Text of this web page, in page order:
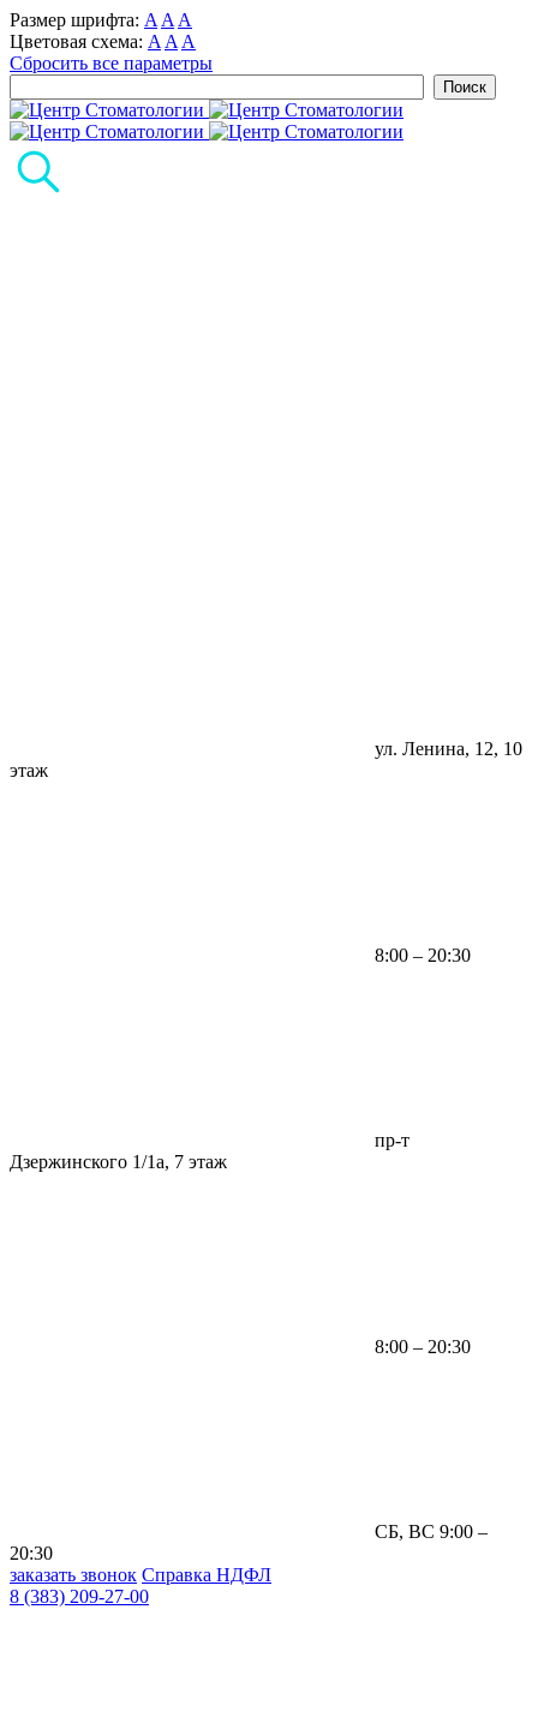
Размер шрифта: A A A
Цветовая схема: A A A
Сбросить все параметры
ул. Ленина, 12, 10
этаж
8:00 – 20:30
пр-т
Дзержинского 1/1а, 7 этаж
8:00 – 20:30
СБ, ВС 9:00 –
20:30
заказать звонок Справка НДФЛ
8 (383) 209-27-00